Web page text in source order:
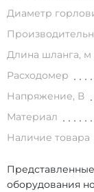
Диаметр
Длина шланга, м
Расходомер
Напряжение, В
Материал
Наличие товара
оборудования